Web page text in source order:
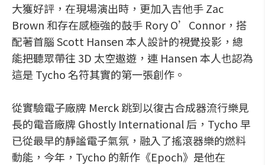
大獲好評，在現場演出時，更加入吉他手 Zac
Brown 和存在感極強的鼓手 Rory O’Connor，搭
配著首腦 Scott Hansen 本人設計的視覺投影，總
能把聽眾帶往 3D 太空遨遊，連 Hansen 本人也認為
這是 Tycho 名符其實的第一張創作。
從實驗電子廠牌 Merck 跳到以復古合成器流行樂見
長的電音廠牌 Ghostly International 后，Tycho 早
已從最早的靜謐電子氣氛，融入了搖滾器樂的燃料
動能，今年，Tycho 的新作《Epoch》是他在